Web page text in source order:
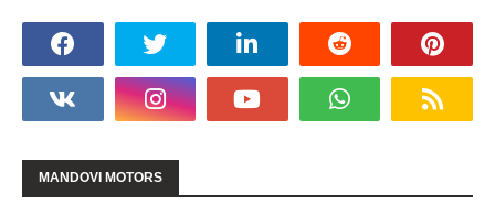
MANDOVI MOTORS